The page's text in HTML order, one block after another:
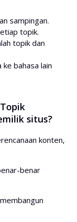
sampingan.
topik.
topik dan
bahasa lain
situs?
konten,
benar